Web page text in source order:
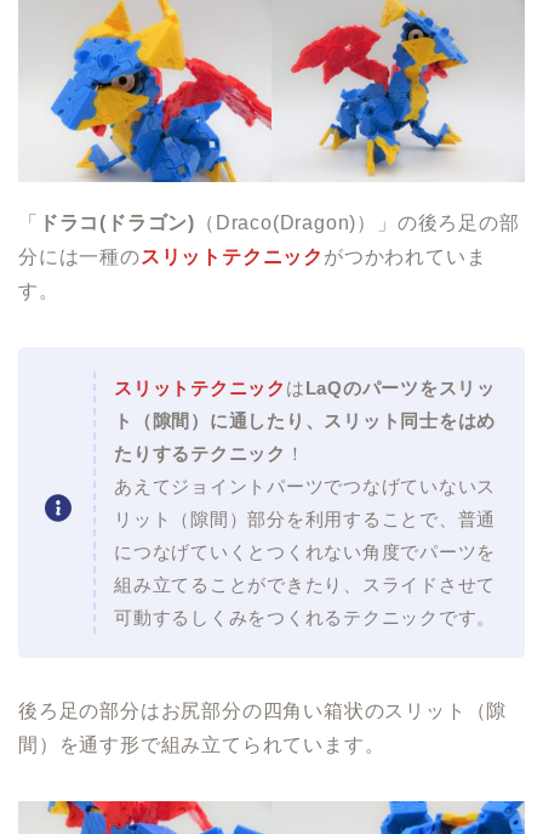
「 ドラコ(ドラゴン) （Draco(Dragon)）」の後ろ足の部
分には一種のスリットテクニック がつかわれていま
す。
スリットテクニック はLaQのパーツをスリッ
ト（隙間）に通したり、スリット同士をはめ
たりするテクニック ！
あえてジョイントパーツでつなげていないス
リット（隙間）部分を利用することで、普通
につなげていくとつくれない角度でパーツを
組み立てることができたり、スライドさせて
可動するしくみをつくれるテクニックです。
後ろ足の部分はお尻部分の四角い箱状のスリット（隙
間）を通す形で組み立てられています。